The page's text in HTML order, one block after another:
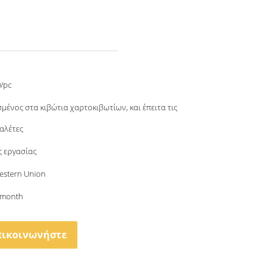
pc
στα κιβώτια χαρτοκιβωτίων, και έπειτα τις
εργασίας
Union